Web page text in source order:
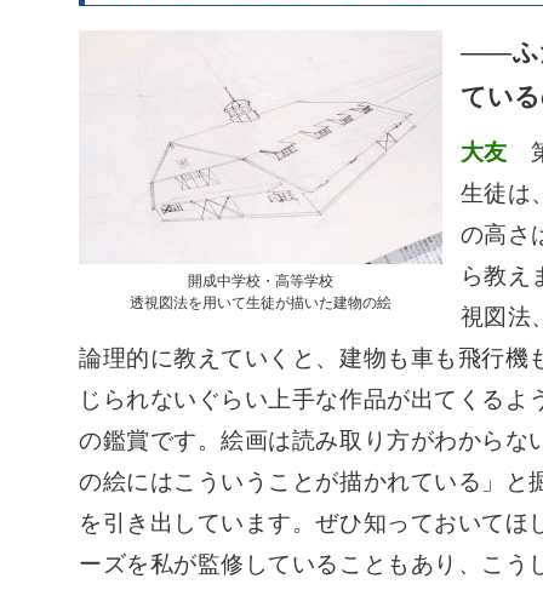
開成中学校・高等学校
透視図法を用いて生徒が描いた建物の絵
――ふ
てい
大友
生徒は
の高さ
ら教え
視図法
論理的に教えていくと、建物も車も飛行機
じられないぐらい上手な作品が出てくるよ
の鑑賞です。絵画は読み取り方がわからな
の絵にはこういうことが描かれている」と
を引き出しています。ぜひ知っておいてほ
ーズを私が監修していることもあり、こう